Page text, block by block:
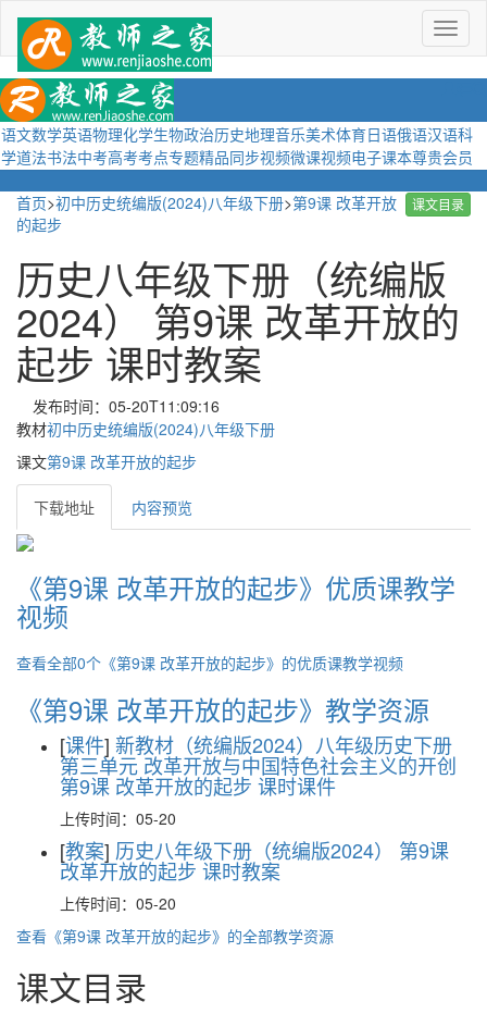
菜
单
语文数学英语物理化学生物政治历史地理音乐美术体育日语俄语汉语科
学道法书法中考高考考点专题精品同步视频微课视频电子课本尊贵会员
课文目录
首页>初中历史统编版(2024)八年级下册>第9课 改革开放
的起步
历史八年级下册（统编版
2024） 第9课 改革开放的
起步 课时教案
发布时间：05-20T11:09:16
教材初中历史统编版(2024)八年级下册
课文第9课 改革开放的起步
下载地址 内容预览
《第9课 改革开放的起步》优质课教学
视频
查看全部0个《第9课 改革开放的起步》的优质课教学视频
《第9课 改革开放的起步》教学资源
[课件] 新教材（统编版2024）八年级历史下册
第三单元 改革开放与中国特色社会主义的开创
第9课 改革开放的起步 课时课件
上传时间：05-20
[教案] 历史八年级下册（统编版2024） 第9课
改革开放的起步 课时教案
上传时间：05-20
查看《第9课 改革开放的起步》的全部教学资源
课文目录